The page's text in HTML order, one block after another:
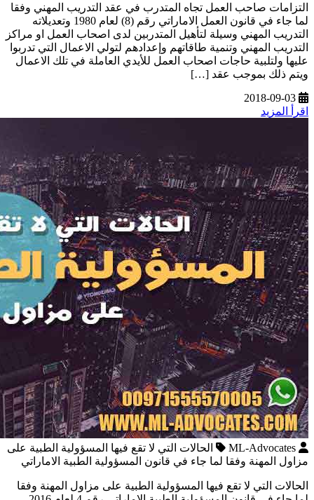
التزامات صاحب العمل تجاه المتدرب في عقد التدريب المهني وفقا
لما جاء في قانون العمل الاماراتي رقم (8) لعام 1980 وتعديلاته
التدريب المهني وسيلة لتأهيل المتدربين لدى اصحاب العمل او مراكز
التدريب المهني وتنمية طاقاتهم وإعدادهم لتولي الاعمال التي تدربوا
عليها ولتلبية حاجات اصحاب العمل للأيدي العاملة في تلك الاعمال
ويتم ذلك بموجب عقد […]
2018-09-03
اقرأ المزيد
ML-Advocates
الحالات التي لا تقع فيها المسؤولية الطبية على
مزاول المهنة وفقا لما جاء في قانون المسؤولية الطبية الاماراتي
الحالات التي لا تقع فيها المسؤولية الطبية على مزاول المهنة وفقا